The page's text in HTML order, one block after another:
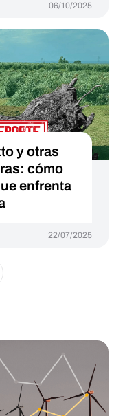
06/10/2025
y otras
cómo
enfrenta
22/07/2025